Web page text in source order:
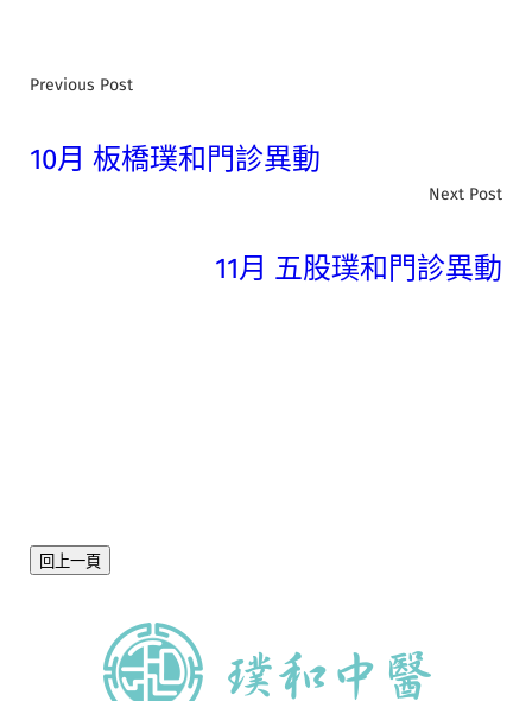
Previous Post
10月 板橋璞和門診異動
Next Post
11月 五股璞和門診異動
回上一頁